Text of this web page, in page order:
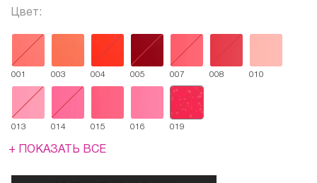
Цвет:
001 003 004 005 007 008 010
013 014 015 016 019
+ ПОКАЗАТЬ ВСЕ